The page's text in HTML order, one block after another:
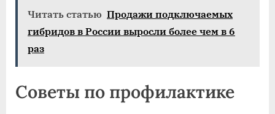
Читать статью Продажи подключаемых
гибридов в России выросли более чем в 6
раз
Советы по профилактике